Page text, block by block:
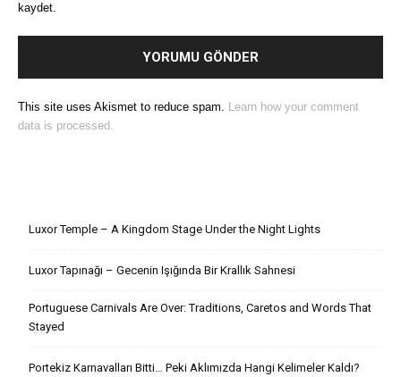
kaydet.
This site uses Akismet to reduce spam. Learn how your comment
data is processed.
Luxor Temple – A Kingdom Stage Under the Night Lights
Luxor Tapınağı – Gecenin Işığında Bir Krallık Sahnesi
Portuguese Carnivals Are Over: Traditions, Caretos and Words That
Stayed
Portekiz Karnavalları Bitti… Peki Aklımızda Hangi Kelimeler Kaldı?